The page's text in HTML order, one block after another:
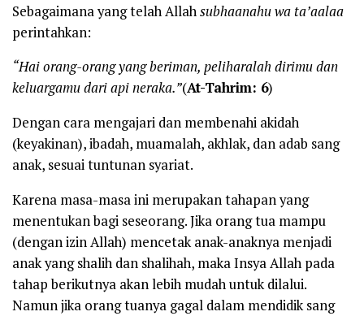
Sebagaimana yang telah Allahsubhaanahu wa ta’aalaa
perintahkan:
“Hai orang-orang yang beriman, peliharalah dirimu dan
keluargamu dari api neraka.”(At-Tahrim: 6)
Dengan cara mengajari dan membenahi akidah
(keyakinan), ibadah, muamalah, akhlak, dan adab sang
anak, sesuai tuntunan syariat.
Karena masa-masa ini merupakan tahapan yang
menentukan bagi seseorang. Jika orang tua mampu
(dengan izin Allah) mencetak anak-anaknya menjadi
anak yang shalih dan shalihah, maka Insya Allah pada
tahap berikutnya akan lebih mudah untuk dilalui.
Namun jika orang tuanya gagal dalam mendidik sang